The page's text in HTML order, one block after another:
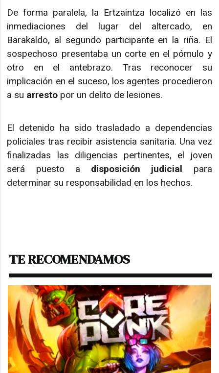
De forma paralela, la Ertzaintza localizó en las
inmediaciones del lugar del altercado, en
Barakaldo, al segundo participante en la riña. El
sospechoso presentaba un corte en el pómulo y
otro en el antebrazo. Tras reconocer su
implicación en el suceso, los agentes procedieron
a su arresto por un delito de lesiones.
El detenido ha sido trasladado a dependencias
policiales tras recibir asistencia sanitaria. Una vez
finalizadas las diligencias pertinentes, el joven
será puesto a disposición judicial para
determinar su responsabilidad en los hechos.
TE RECOMENDAMOS